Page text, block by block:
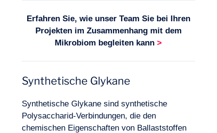
Erfahren Sie, wie unser Team Sie bei Ihren
Projekten im Zusammenhang mit dem
Mikrobiom begleiten kann>
Synthetische Glykane
Synthetische Glykane sind synthetische
Polysaccharid-Verbindungen, die den
chemischen Eigenschaften von Ballaststoffen